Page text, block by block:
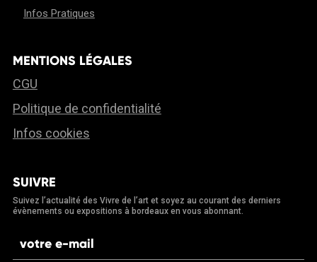
Infos Pratiques
MENTIONS LÉGALES
CGU
Politique de confidentialité
Infos cookies
SUIVRE
Suivez l’actualité des Vivre de l’art et soyez au courant des derniers
évènements ou expositions à bordeaux en vous abonnant.